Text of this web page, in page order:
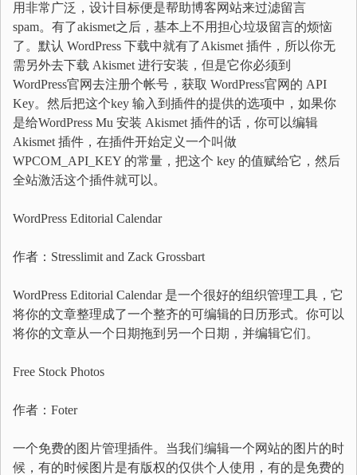
用非常广泛，设计目标便是帮助博客网站来过滤留言
spam。有了akismet之后，基本上不用担心垃圾留言的烦恼
了。默认 WordPress 下载中就有了Akismet 插件，所以你无
需另外去下载 Akismet 进行安装，但是它你必须到
WordPress官网去注册个帐号，获取 WordPress官网的 API
Key。然后把这个key 输入到插件的提供的选项中，如果你
是给WordPress Mu 安装 Akismet 插件的话，你可以编辑
Akismet 插件，在插件开始定义一个叫做
WPCOM_API_KEY 的常量，把这个 key 的值赋给它，然后
全站激活这个插件就可以。
WordPress Editorial Calendar
作者：Stresslimit and Zack Grossbart
WordPress Editorial Calendar 是一个很好的组织管理工具，它
将你的文章整理成了一个整齐的可编辑的日历形式。你可以
将你的文章从一个日期拖到另一个日期，并编辑它们。
Free Stock Photos
作者：Foter
一个免费的图片管理插件。当我们编辑一个网站的图片的时
候，有的时候图片是有版权的仅供个人使用，有的是免费的